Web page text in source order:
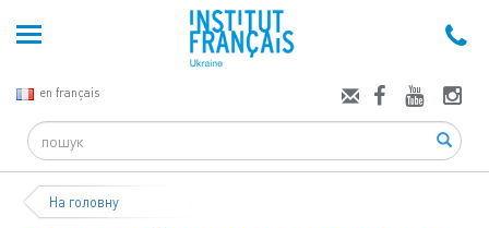
en français
Search
На головну